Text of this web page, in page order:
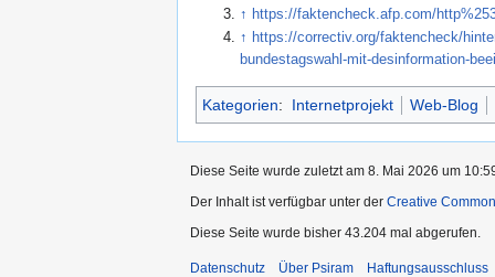
↑ https://faktencheck.afp.com/
↑ https://correctiv.org/faktencheck/
bundestagswahl-mit-desinformation-
Kategorien: Internetprojekt Web-Blog
Diese Seite wurde zuletzt am 8. Mai 2026 um
Der Inhalt ist verfügbar unter der Creative
Diese Seite wurde bisher 43.204 mal abgerufen.
Datenschutz Über Psiram Haftungsausschluss